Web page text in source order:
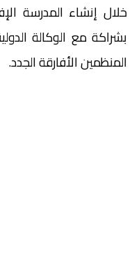
خلال إنشاء المدرسة
بشراكة مع الوكالة
المنظمين الأفارقة الجدد.